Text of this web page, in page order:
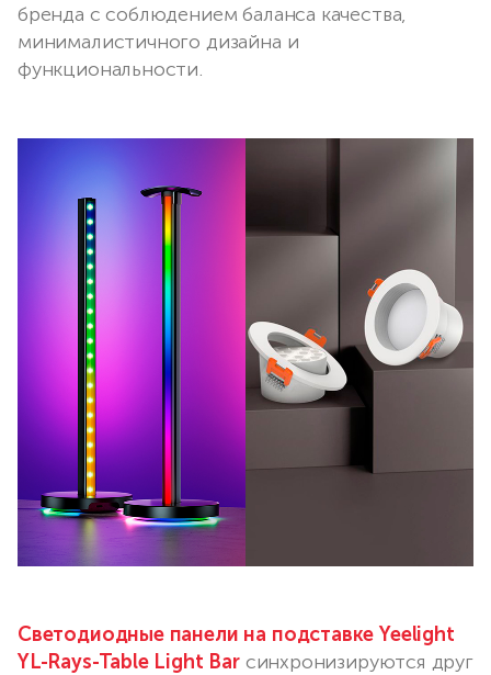
бренда с соблюдением баланса качества,
минималистичного дизайна и
функциональности.
Светодиодные панели на подставке Yeelight
YL-Rays-Table Light Barсинхронизируются друг